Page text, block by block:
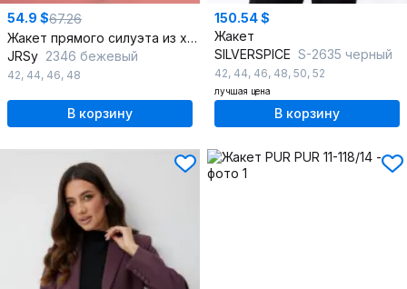
54.9 $67.26
Жакет прямого силуэта из хлопка с лацканами и застежкой
JRSy 2346 бежевый
42, 44, 46, 48
В корзину
150.54 $
Жакет
SILVERSPICE S-2635 черный
42, 44, 46, 48, 50, 52
лучшая цена
В корзину